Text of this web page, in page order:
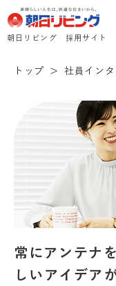
​朝日リビング 採用サイト
トップ ＞ 社員イン
常にアンテナ
しいアイデア